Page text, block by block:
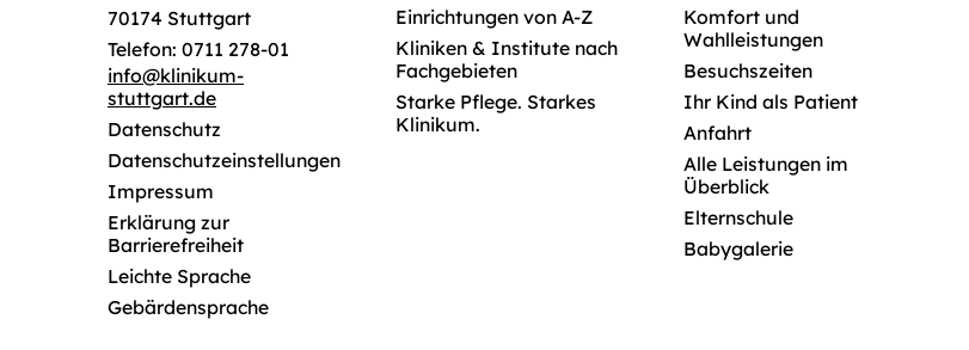
70174 Stuttgart
Telefon: 0711 278-01
info@klinikum-
stuttgart.de
Datenschutz
Datenschutzeinstellungen
Impressum
Erklärung zur
Barrierefreiheit
Leichte Sprache
Gebärdensprache
Einrichtungen von A-Z
Kliniken & Institute nach
Fachgebieten
Starke Pflege. Starkes
Klinikum.
Komfort und
Wahlleistungen
Besuchszeiten
Ihr Kind als Patient
Anfahrt
Alle Leistungen im
Überblick
Elternschule
Babygalerie